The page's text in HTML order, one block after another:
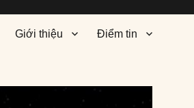
Giới thiệu Điểm tin